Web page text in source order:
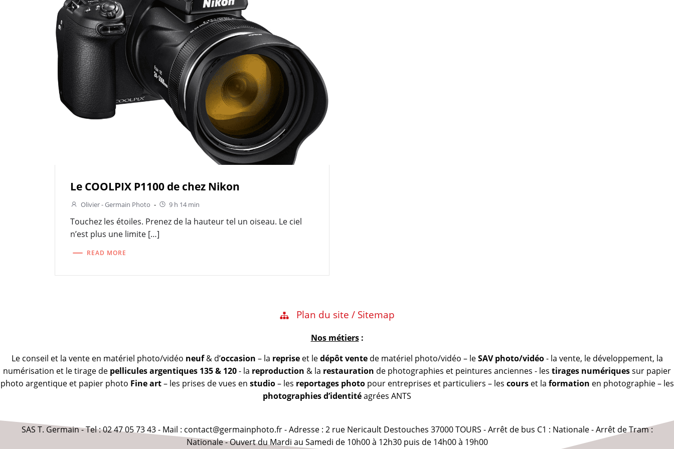
Le COOLPIX P1100 de chez Nikon
Olivier - Germain Photo - 9 h 14 min
Touchez les étoiles. Prenez de la hauteur tel un oiseau. Le ciel
n’est plus une limite […]
READ MORE
Plan du site / Sitemap
Nos métiers:
Le conseil et la vente en matériel photo/vidéo neuf& d’occasion – la repriseet ledépôt ventede matériel photo/vidéo – leSAV photo/vidéo- la vente, le développement, la
numérisation et le tirage de pellicules argentiques 135 & 120- la reproduction & la restauration de photographies et peintures anciennes - les tirages numériquessur papier
photo argentique et papier photo Fine art– les prises de vues en studio– les reportages photopour entreprises et particuliers – les courset la formation en photographie – les
photographies d’identitéagrées ANTS
SAS T. Germain - Tel : 02 47 05 73 43 - Mail : contact@germainphoto.fr - Adresse : 2 rue Nericault Destouches 37000 TOURS - Arrêt de bus C1 : Nationale - Arrêt de Tram :
Nationale - Ouvert du Mardi au Samedi de 10h00 à 12h30 puis de 14h00 à 19h00